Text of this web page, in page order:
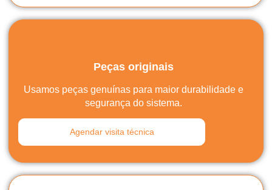
Peças originais
Usamos peças genuínas para maior durabilidade e
segurança do sistema.
Agendar visita técnica